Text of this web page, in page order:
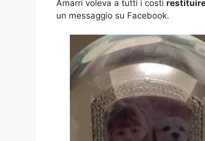
Amarri voleva a tutti i costi
un messaggio su Facebook.